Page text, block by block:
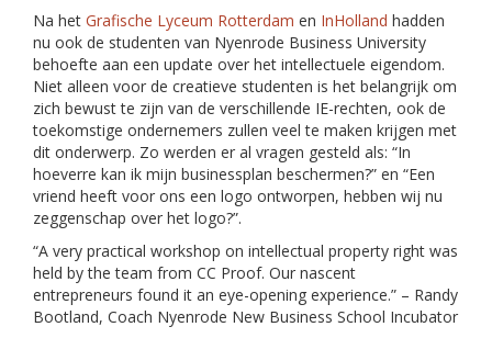
Na het Grafische Lyceum Rotterdam en InHolland hadden
nu ook de studenten van Nyenrode Business University
behoefte aan een update over het intellectuele eigendom.
Niet alleen voor de creatieve studenten is het belangrijk om
zich bewust te zijn van de verschillende IE-rechten, ook de
toekomstige ondernemers zullen veel te maken krijgen met
dit onderwerp. Zo werden er al vragen gesteld als: “In
hoeverre kan ik mijn businessplan beschermen?” en “Een
vriend heeft voor ons een logo ontworpen, hebben wij nu
zeggenschap over het logo?”.
“A very practical workshop on intellectual property right was
held by the team from CC Proof. Our nascent
entrepreneurs found it an eye-opening experience.” – Randy
Bootland, Coach Nyenrode New Business School Incubator